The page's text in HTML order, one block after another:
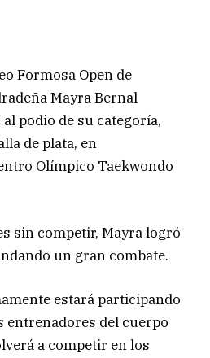
Formosa Open de
Mayra Bernal
podio de su categoría,
de plata, en
Olímpico Taekwondo
sin competir, Mayra logró
un gran combate.
estará participando
entrenadores del cuerpo
a competir en los